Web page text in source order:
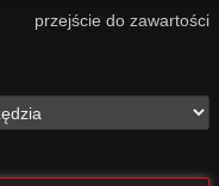
przejście do zawartości